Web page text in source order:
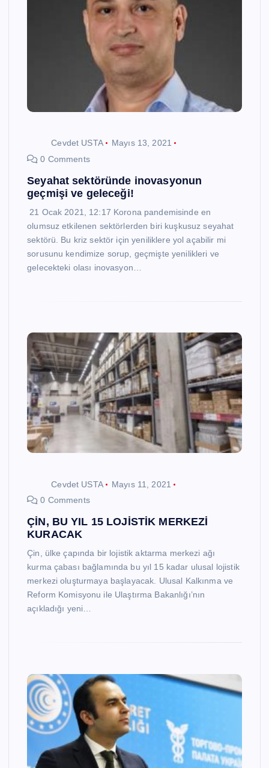
Cevdet USTA
Mayıs 13, 2021
0 Comments
Seyahat sektöründe inovasyonun
geçmişi ve geleceği!
21 Ocak 2021, 12:17 Korona pandemisinde en
olumsuz etkilenen sektörlerden biri kuşkusuz seyahat
sektörü. Bu kriz sektör için yeniliklere yol açabilir mi
sorusunu kendimize sorup, geçmişte yenilikleri ve
gelecekteki olası inovasyon…
Cevdet USTA
Mayıs 11, 2021
0 Comments
ÇİN, BU YIL 15 LOJİSTİK MERKEZİ
KURACAK
Çin, ülke çapında bir lojistik aktarma merkezi ağı
kurma çabası bağlamında bu yıl 15 kadar ulusal lojistik
merkezi oluşturmaya başlayacak. Ulusal Kalkınma ve
Reform Komisyonu ile Ulaştırma Bakanlığı’nın
açıkladığı yeni…